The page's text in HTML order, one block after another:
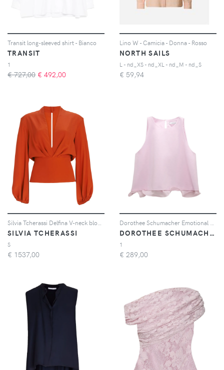
Transit long-sleeved shirt - Bianco
TRANSIT
1
€ 727,00 € 492,00
Lino W - Camicia - Donna - Rosso
NORTH SAILS
L - nd_XS - nd_XL - nd_M - nd_S
€ 59,94
SILVIA TCHERASSI
S
€ 1537,00
DOROTHEE SCHUMACHER
1
€ 289,00